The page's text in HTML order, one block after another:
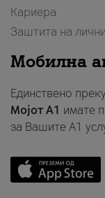
Кариера
Заштита на
Мобилна
Единствено
Мојот A1 имате
за Вашите A1